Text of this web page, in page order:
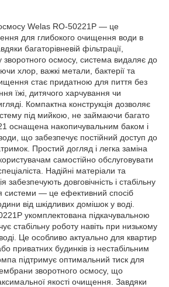
Welas RO-50221P — це
для глибокого очищення води в
багаторівневій фільтрації,
осмосу, система видаляє до
хлор, важкі метали, бактерії та
стає придатною для пиття без
їжі, дитячого харчування чи
Компактна конструкція дозволяє
під мийкою, не займаючи багато
оснащена накопичувальним баком і
що забезпечує постійний доступ до
Простий догляд і легка заміна
самостійно обслуговувати
Надійні матеріали та
забезпечують довговічність і стабільну
системи — це ефективний спосіб
від шкідливих домішок у воді.
укомплектована підкачувальною
стабільну роботу навіть при низькому
Це особливо актуально для квартир
приватних будинків із нестабільним
підтримує оптимальний тиск для
зворотного осмосу, що
якості очищення. Завдяки